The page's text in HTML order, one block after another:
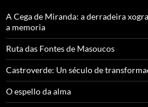
A Cega de Miranda: a derradeira
a memoria
Ruta das Fontes de Masoucos
Castroverde: Un século de
O espello da alma